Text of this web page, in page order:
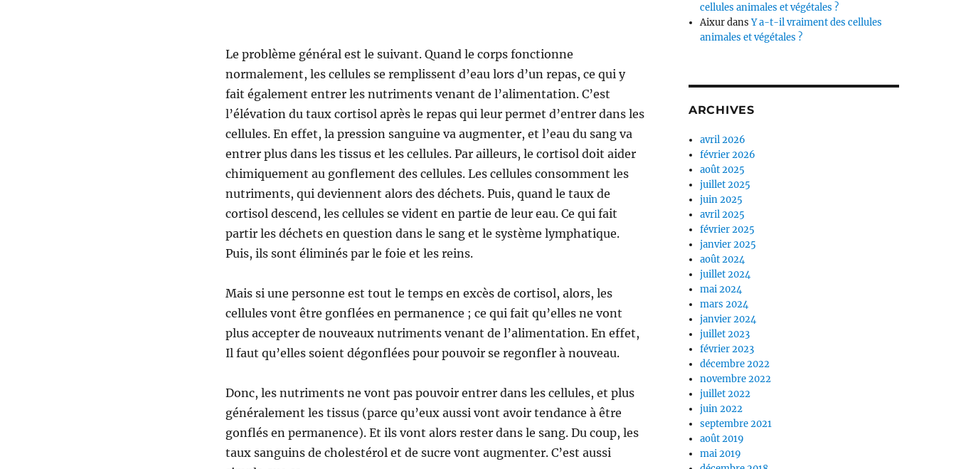
Le problème général est le suivant. Quand le corps fonctionne
normalement, les cellules se remplissent d’eau lors d’un repas, ce qui y
fait également entrer les nutriments venant de l’alimentation. C’est
l’élévation du taux cortisol après le repas qui leur permet d’entrer dans les
cellules. En effet, la pression sanguine va augmenter, et l’eau du sang va
entrer plus dans les tissus et les cellules. Par ailleurs, le cortisol doit aider
chimiquement au gonflement des cellules. Les cellules consomment les
nutriments, qui deviennent alors des déchets. Puis, quand le taux de
cortisol descend, les cellules se vident en partie de leur eau. Ce qui fait
partir les déchets en question dans le sang et le système lymphatique.
Puis, ils sont éliminés par le foie et les reins.
Mais si une personne est tout le temps en excès de cortisol, alors, les
cellules vont être gonflées en permanence ; ce qui fait qu’elles ne vont
plus accepter de nouveaux nutriments venant de l’alimentation. En effet,
Il faut qu’elles soient dégonflées pour pouvoir se regonfler à nouveau.
Donc, les nutriments ne vont pas pouvoir entrer dans les cellules, et plus
généralement les tissus (parce qu’eux aussi vont avoir tendance à être
gonflés en permanence). Et ils vont alors rester dans le sang. Du coup, les
taux sanguins de cholestérol et de sucre vont augmenter. C’est aussi
cellules animales et végétales ?
AixurdansY a-t-il vraiment des cellules
animales et végétales ?
ARCHIVES
avril 2026
février 2026
août 2025
juillet 2025
juin 2025
avril 2025
février 2025
janvier 2025
août 2024
juillet 2024
mai 2024
mars 2024
janvier 2024
juillet 2023
février 2023
décembre 2022
novembre 2022
juillet 2022
juin 2022
septembre 2021
août 2019
mai 2019